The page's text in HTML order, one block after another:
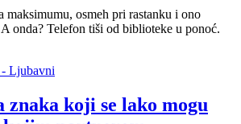
maksimumu, osmeh pri rastanku i ono
onda? Telefon tiši od biblioteke u ponoć.
Ljubavni
znaka koji se lako mogu